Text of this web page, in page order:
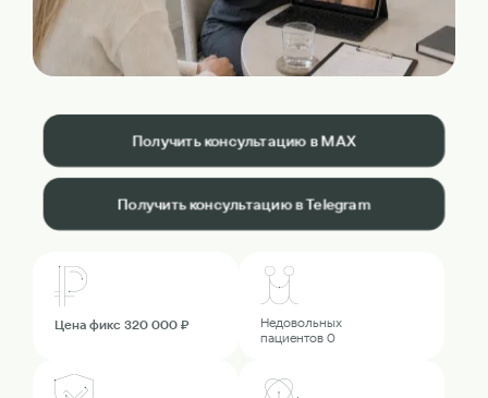
Получить консультацию в MAX
Получить консультацию в Telegram
Цена фикс 320 000 ₽
Недовольных
пациентов 0